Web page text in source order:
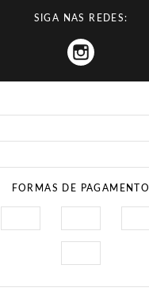
SIGA NAS REDES:
FORMAS DE PAGAMENTO